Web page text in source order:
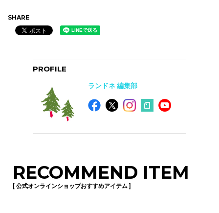
SHARE
PROFILE
ランドネ 編集部
RECOMMEND ITEM
[ 公式オンラインショップおすすめアイテム ]